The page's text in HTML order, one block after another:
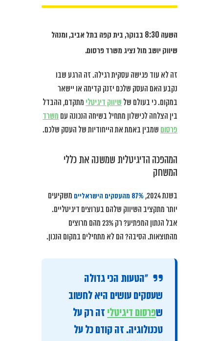
השעה 8:30 בבוקר, בית קפה בתל אביב, ומנהל
שיווק יושב מול נציג משרד פרסום.
זה לא עוד פגישה עסקית רגילה. זה הרגע שבו
נקבע האם העסק שלכם יזנק קדימה או יישאר
במקום. כי בעולם של שיווק דיגיטלי מתקדם, ההבדל
בין הצלחה לכישלון מתחיל בשיחה הנכונה עם משרד
פרסום שמבין באמת את הייחודיות של העסק שלכם.
המהפכה הדיגיטלית שמשנה את כללי
המשחק
בשנת 2024, 87% מהעסקים הישראליים
משקיעים
יותר מתקציב השיווק שלהם בערוצים דיגיטליים.
אבל הנתון המפתיע? רק 23% מהם מרוצים
מהתוצאות. הסיבה? הם לא מתחילים במקום הנכון.
“הטעות הכי גדולה
שעסקים עושים היא לחשוב
שפרסום דיגיטלי זה רק על
טכנולוגיה. זה קודם כל על